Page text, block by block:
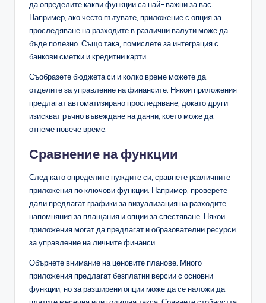
да определите какви функции са най-важни за вас.
Например, ако често пътувате, приложение с опция за
проследяване на разходите в различни валути може да
бъде полезно. Също така, помислете за интеграция с
банкови сметки и кредитни карти.
Съобразете бюджета си и колко време можете да
отделите за управление на финансите. Някои приложения
предлагат автоматизирано проследяване, докато други
изискват ръчно въвеждане на данни, което може да
отнеме повече време.
Сравнение на функции
След като определите нуждите си, сравнете различните
приложения по ключови функции. Например, проверете
дали предлагат графики за визуализация на разходите,
напомняния за плащания и опции за спестяване. Някои
приложения могат да предлагат и образователни ресурси
за управление на личните финанси.
Обърнете внимание на ценовите планове. Много
приложения предлагат безплатни версии с основни
функции, но за разширени опции може да се наложи да